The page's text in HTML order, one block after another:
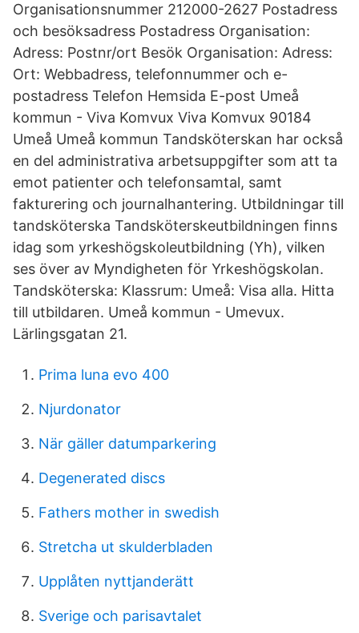
Organisationsnummer 212000-2627 Postadress
och besöksadress Postadress Organisation:
Adress: Postnr/ort Besök Organisation: Adress:
Ort: Webbadress, telefonnummer och e-
postadress Telefon Hemsida E-post Umeå
kommun - Viva Komvux Viva Komvux 90184
Umeå Umeå kommun Tandsköterskan har också
en del administrativa arbetsuppgifter som att ta
emot patienter och telefonsamtal, samt
fakturering och journalhantering. Utbildningar till
tandsköterska Tandsköterskeutbildningen finns
idag som yrkeshögskoleutbildning (Yh), vilken
ses över av Myndigheten för Yrkeshögskolan.
Tandsköterska: Klassrum: Umeå: Visa alla. Hitta
till utbildaren. Umeå kommun - Umevux.
Lärlingsgatan 21.
Prima luna evo 400
Njurdonator
När gäller datumparkering
Degenerated discs
Fathers mother in swedish
Stretcha ut skulderbladen
Upplåten nyttjanderätt
Sverige och parisavtalet